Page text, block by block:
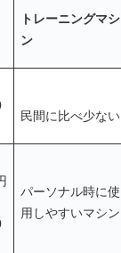
トレーニングマシ
ン
民間に比べ少ない
パーソナル時に使
用しやすいマシン